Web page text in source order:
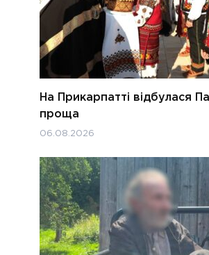
На Прикарпатті відбулася
проща
06.08.2026